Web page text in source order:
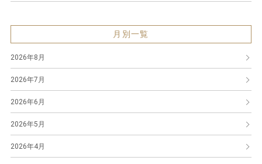
月別一覧
2026年8月
2026年7月
2026年6月
2026年5月
2026年4月